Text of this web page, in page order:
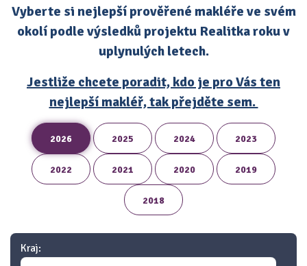
Vyberte si nejlepší prověřené makléře ve svém
okolí podle výsledků projektu Realitka roku v
uplynulých letech.
Jestliže chcete poradit, kdo je pro Vás ten
nejlepší makléř, tak přejděte sem.
2026 2025 2024 2023
2022 2021 2020 2019
2018
Kraj: